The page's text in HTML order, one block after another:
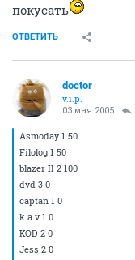
покусать
ОТВЕТИТЬ
doctor
v.i.p.
03 мая 2005
Asmoday 1 50
Filolog 1 50
blazer II 2 100
dvd 3 0
captan 1 0
k.a.v 1 0
KOD 2 0
Jess 2 0